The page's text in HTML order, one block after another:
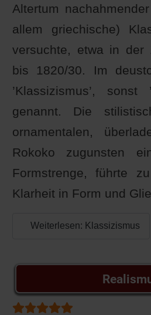
Altertum
allem griechische)
versuchte, etwa in der
bis 1820/30. Im
’Klassizismus’, sonst
genannt. Die
ornamentalen,
Rokoko zugunsten
Formstrenge, führte
Klarheit in Form und
Weiterlesen: Klassizismus
Bewertung: